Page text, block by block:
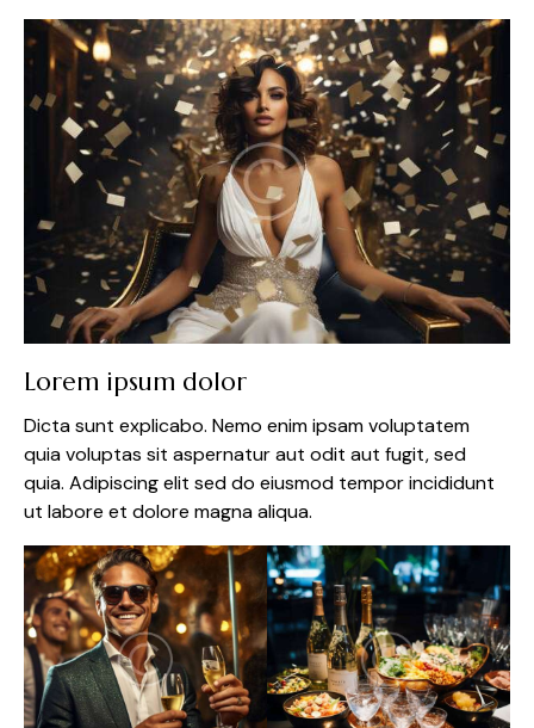
Lorem ipsum dolor
Dicta sunt explicabo. Nemo enim ipsam voluptatem
quia voluptas sit aspernatur aut odit aut fugit, sed
quia. Adipiscing elit sed do eiusmod tempor incididunt
ut labore et dolore magna aliqua.